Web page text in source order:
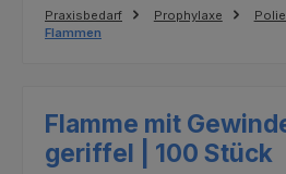
Praxisbedarf Prophylaxe
Flammen
Flamme mit
geriffel | 100 Stück